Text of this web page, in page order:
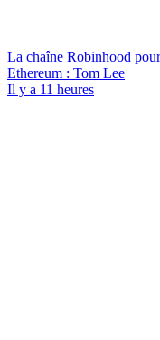
La chaîne Robinhood
Ethereum : Tom Lee
Il y a 11 heures